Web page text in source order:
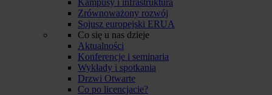
Zrównoważony rozwój
Sojusz europejski ERUA
Co się u nas dzieje
Aktualności
Konferencje i seminaria
Wykłady i spotkania
Drzwi Otwarte
Co po licencjacie?